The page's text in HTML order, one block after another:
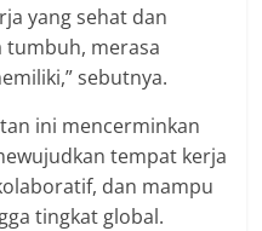
yang sehat dan
merasa
sebutnya.
ini mencerminkan
tempat kerja
dan mampu
tingkat global.